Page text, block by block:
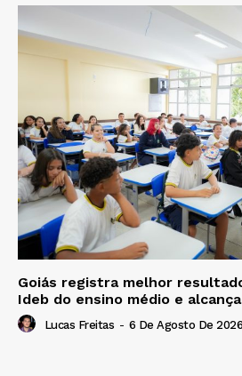
Goiás registra melhor
Ideb do ensino médio e
Lucas Freitas - 6 De Agosto De 2026